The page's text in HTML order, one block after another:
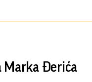
Marka Đerića